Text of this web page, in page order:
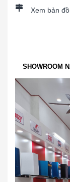
Xem bản đồ
SHOWROOM